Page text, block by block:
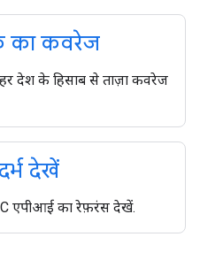
का कवरेज
देश के हिसाब से ताज़ा कवरेज
देखें
एपीआई का रेफ़रंस देखें.